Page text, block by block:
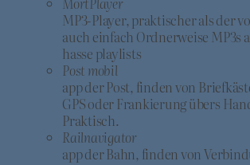
MP3-Player, praktischer als der
auch einfach Ordnerweise MP3s
hasse playlists
Post mobil
app der Post, finden von
GPS oder Frankierung übers
Praktisch.
Railnavigator
app der Bahn, finden von